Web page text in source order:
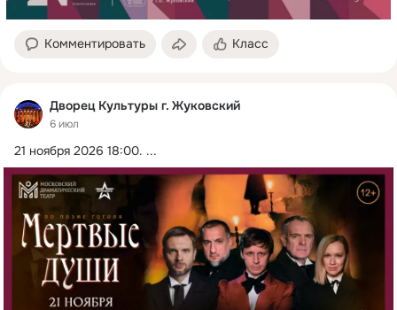
Комментировать Класс
Дворец Культуры г. Жуковский
6 июл
21 ноября 2026 18:00. ...